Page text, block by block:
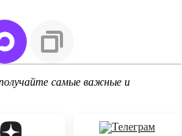
самые важные и